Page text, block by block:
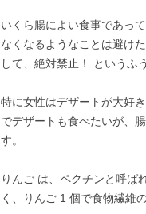
いくら腸によい食事であっ
なくなるようなことは避け
して、絶対禁止！ というふ
特に女性はデザートが大好
でデザートも食べたいが、
す。
りんご は、ペクチンと呼ば
く、りんご 1 個で食物繊維